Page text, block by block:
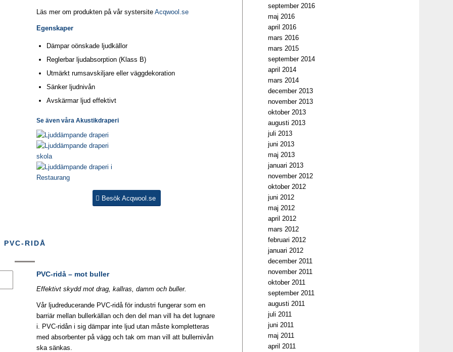
Läs mer om produkten på vår systersite Acqwool.se
Egenskaper
Dämpar oönskade ljudkällor
Reglerbar ljudabsorption (Klass B)
Utmärkt rumsavskiljare eller väggdekoration
Sänker ljudnivån
Avskärmar ljud effektivt
Se även våra Akustikdraperi
Besök Acqwool.se
PVC-RIDÅ
PVC-ridå – mot buller
Effektivt skydd mot drag, kallras, damm och buller.
Vår ljudreducerande PVC-ridå för industri fungerar som en
barriär mellan bullerkällan och den del man vill ha det lugnare
i. PVC-ridån i sig dämpar inte ljud utan måste kompletteras
med absorbenter på vägg och tak om man vill att bullernivån
ska sänkas.
september 2016
maj 2016
april 2016
mars 2016
mars 2015
september 2014
april 2014
mars 2014
december 2013
november 2013
oktober 2013
augusti 2013
juli 2013
juni 2013
maj 2013
januari 2013
november 2012
oktober 2012
juni 2012
maj 2012
april 2012
mars 2012
februari 2012
januari 2012
december 2011
november 2011
oktober 2011
september 2011
augusti 2011
juli 2011
juni 2011
maj 2011
april 2011